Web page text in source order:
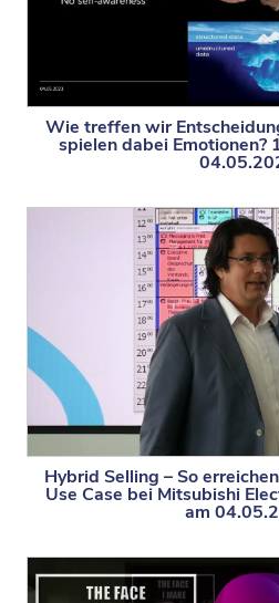
Wie treffen wir
spielen dabei Emotionen?
Hybrid Selling – So
Use Case bei Mitsubishi
am